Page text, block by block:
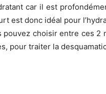
car il est
est donc idéal pour
pouvez choisir entre ces 2
pour traiter la